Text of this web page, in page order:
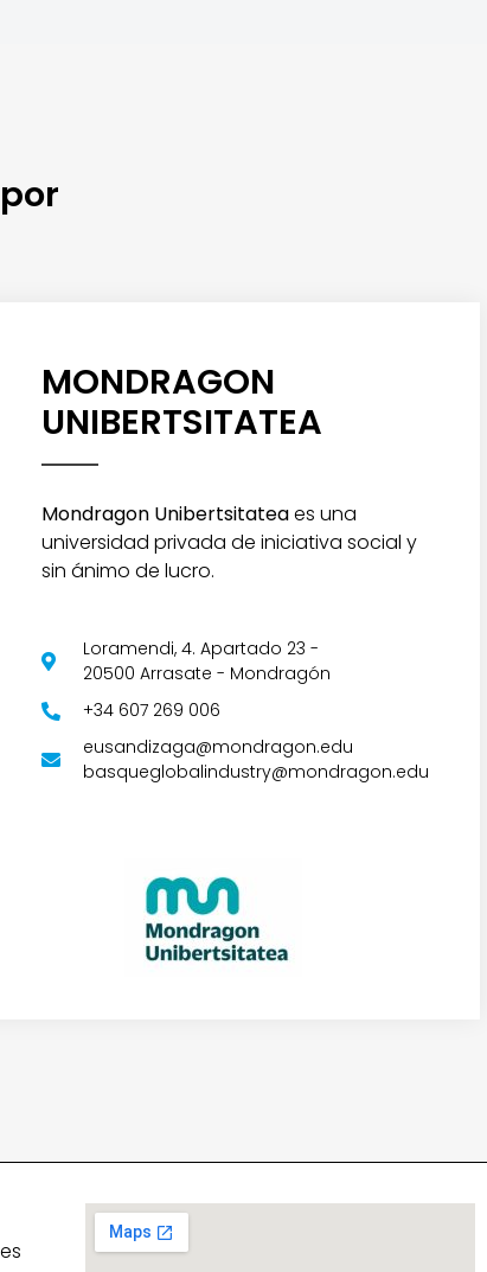
MONDRAGON
UNIBERTSITATEA
Mondragon Unibertsitateaes una
universidad privada de iniciativa social y
sin ánimo de lucro.
Loramendi, 4. Apartado 23 -
20500 Arrasate - Mondragón
+34 607 269 006
eusandizaga@mondragon.edu
basqueglobalindustry@mondragon.edu